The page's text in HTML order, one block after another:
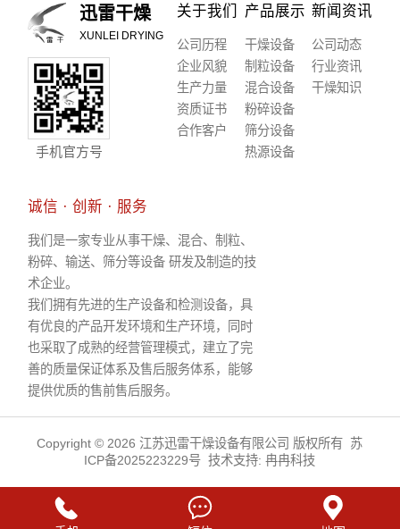
迅雷干燥
XUNLEI DRYING
手机官方号
关于我们
公司历程
企业风貌
生产力量
资质证书
合作客户
产品展示
干燥设备
制粒设备
混合设备
粉碎设备
筛分设备
热源设备
新闻资讯
公司动态
行业资讯
干燥知识
诚信 · 创新 · 服务
我们是一家专业从事干燥、混合、制粒、
粉碎、输送、筛分等设备 研发及制造的技
术企业。
我们拥有先进的生产设备和检测设备，具
有优良的产品开发环境和生产环境，同时
也采取了成熟的经营管理模式，建立了完
善的质量保证体系及售后服务体系，能够
提供优质的售前售后服务。
Copyright © 2026 江苏迅雷干燥设备有限公司 版权所有 苏
ICP备2025223229号 技术支持:冉冉科技